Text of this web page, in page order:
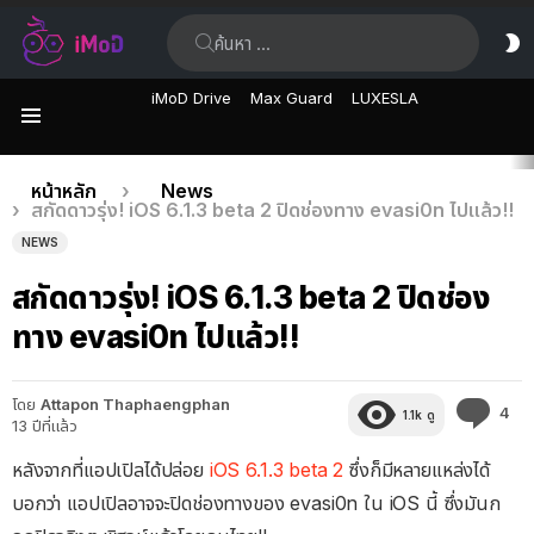
iMoD Drive Max Guard LUXESLA
เรื่อง
ล่าสุด
คุณอยู่ที่นี่:
หน้าหลัก
News
สกัดดาวรุ่ง! iOS 6.1.3 beta 2 ปิดช่องทาง evasi0n ไปแล้ว!!
NEWS
สกัดดาวรุ่ง! iOS 6.1.3 beta 2 ปิดช่อง
ทาง evasi0n ไปแล้ว!!
โดย Attapon Thaphaengphan
13 ปีที่แล้ว
1.1k ดู 4
หลังจากที่แอปเปิลได้ปล่อย iOS 6.1.3 beta 2 ซึ่งก็มีหลายแหล่งได้
บอกว่า แอปเปิลอาจจะปิดช่องทางของ evasi0n ใน iOS นี้ ซึ่งมันก